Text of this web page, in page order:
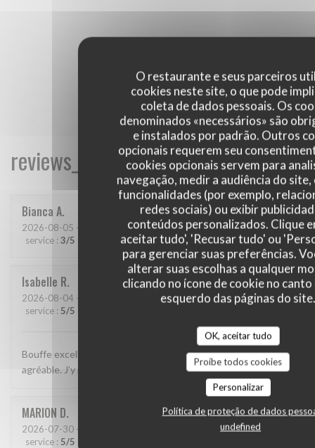
O restaurante e seus parceiros
cookies neste site, o que pode
coleta de dados pessoais. Os
denominados «necessários» são
e instalados por padrão. Outros
opcionais requerem seu
cookies opcionais servem para
navegação, medir a audiência do
funcionalidades (por exemplo,
redes sociais) ou exibir
conteúdos personalizados. Clique
aceitar tudo', 'Recusar tudo' ou
para gerenciar suas preferências.
alterar suas escolhas a qualquer
clicando no ícone de cookie no
esquerdo das páginas do site.
OK, aceitar tudo
Proíbe todos cookies
Personalizar
Política de proteção de dados
undefined
Bianca A
2026-08-05 - 20:00 - guests 2
service : 3/5 :4/5 menu:4/5 quality_price:4/5
Isabelle R
2026-08-04 - 19:00 - guests 4
service : 5/5
Bouffe excellente, décor sympa et service simple, efficace et
agréable. J’y retournerai!
MARION D
2026-07-30 - 20:00 - guests 2
service : 5/5